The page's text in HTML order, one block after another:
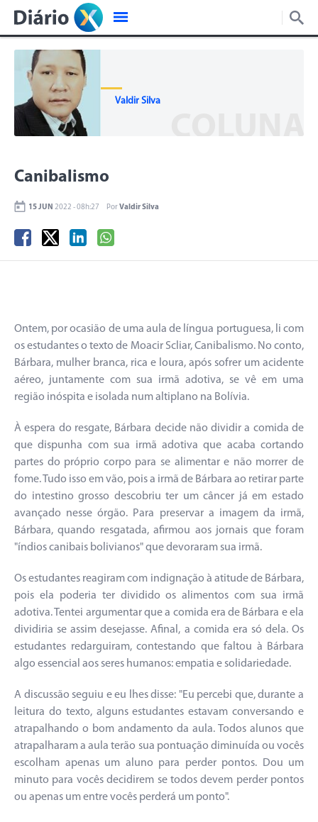
COLUNA
Valdir Silva
Canibalismo
15 JUN 2022 - 08h:27 Por Valdir Silva
Ontem, por ocasião de uma aula de língua portuguesa, li com
os estudantes o texto de Moacir Scliar, Canibalismo. No conto,
Bárbara, mulher branca, rica e loura, após sofrer um acidente
aéreo, juntamente com sua irmã adotiva, se vê em uma
região inóspita e isolada num altiplano na Bolívia.
À espera do resgate, Bárbara decide não dividir a comida de
que dispunha com sua irmã adotiva que acaba cortando
partes do próprio corpo para se alimentar e não morrer de
fome. Tudo isso em vão, pois a irmã de Bárbara ao retirar parte
do intestino grosso descobriu ter um câncer já em estado
avançado nesse órgão. Para preservar a imagem da irmã,
Bárbara, quando resgatada, afirmou aos jornais que foram
"índios canibais bolivianos" que devoraram sua irmã.
Os estudantes reagiram com indignação à atitude de Bárbara,
pois ela poderia ter dividido os alimentos com sua irmã
adotiva. Tentei argumentar que a comida era de Bárbara e ela
dividiria se assim desejasse. Afinal, a comida era só dela. Os
estudantes redarguiram, contestando que faltou à Bárbara
algo essencial aos seres humanos: empatia e solidariedade.
A discussão seguiu e eu lhes disse: "Eu percebi que, durante a
leitura do texto, alguns estudantes estavam conversando e
atrapalhando o bom andamento da aula. Todos alunos que
atrapalharam a aula terão sua pontuação diminuída ou vocês
escolham apenas um aluno para perder pontos. Dou um
minuto para vocês decidirem se todos devem perder pontos
ou apenas um entre vocês perderá um ponto".